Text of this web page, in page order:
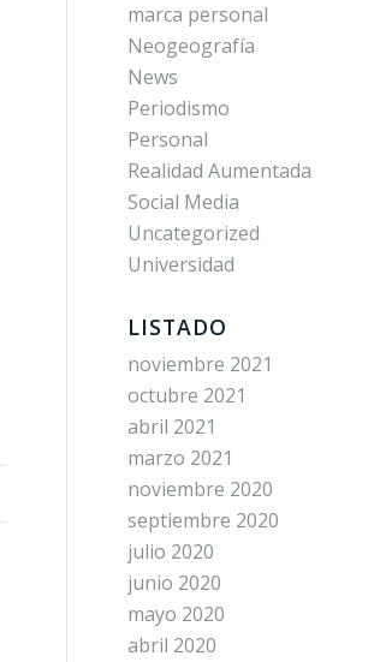
marca personal
Neogeografía
News
Periodismo
Personal
Realidad Aumentada
Social Media
Uncategorized
Universidad
LISTADO
noviembre 2021
octubre 2021
abril 2021
marzo 2021
noviembre 2020
septiembre 2020
julio 2020
junio 2020
mayo 2020
abril 2020